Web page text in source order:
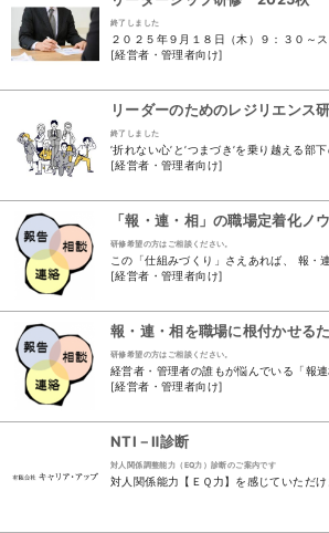
終了しました
[経営者・管理者向け]
リーダーのためのレジリエンス
終了しました
[経営者・管理者向け]
「報・連・相」の職場定着化ノ
研修希望の方はご相談ください。
[経営者・管理者向け]
報・連・相を職場に根付かせる
研修希望の方はご相談ください。
[経営者・管理者向け]
NTI－Ⅱ診断
対人関係調整能力（EQ力）診断のご案内です